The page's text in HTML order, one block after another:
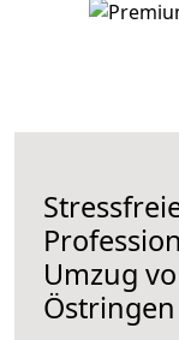
Umzug
Östringen